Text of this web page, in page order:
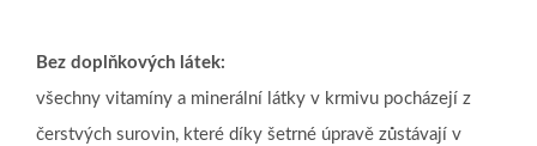
Bez doplňkových látek:
všechny vitamíny a minerální látky v krmivu pocházejí z
čerstvých surovin, které díky šetrné úpravě zůstávají v